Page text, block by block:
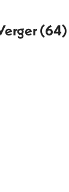
(64)